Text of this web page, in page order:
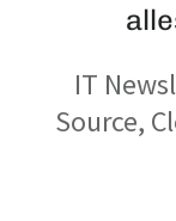
IT
Source,